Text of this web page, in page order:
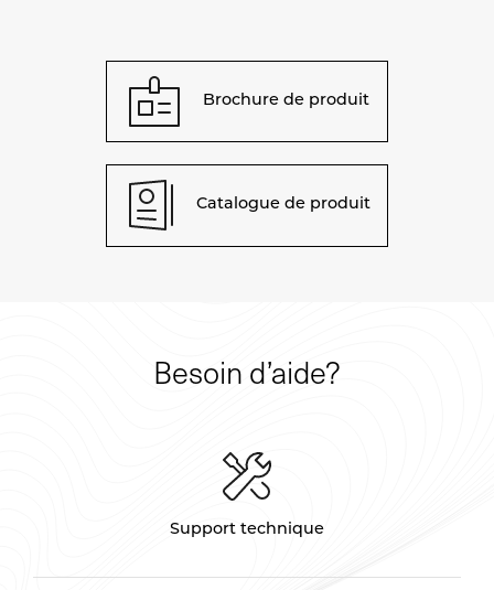
Brochure de produit
Catalogue de produit
Besoin d’aide?
Support technique